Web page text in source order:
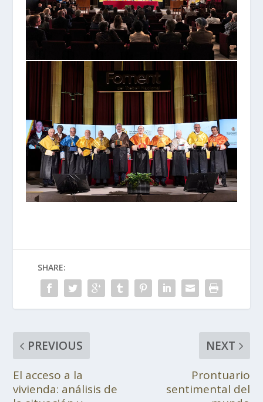
SHARE:
PREVIOUS
El acceso a la
vivienda: análisis de
NEXT
Prontuario
sentimental del